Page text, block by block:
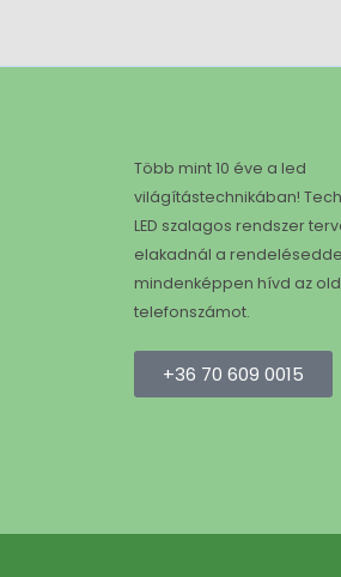
Több mint 10 éve a led
világítástechnikában!
LED szalagos rendszer
elakadnál a
mindenképpen hívd az
telefonszámot.
+36 70 609 0015